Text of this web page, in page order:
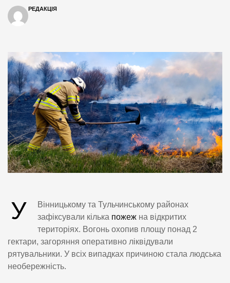
РЕДАКЦІЯ
У
Вінницькому та Тульчинському районах
зафіксували кілька пожеж на відкритих
територіях. Вогонь охопив площу понад 2
гектари, загоряння оперативно ліквідували
рятувальники. У всіх випадках причиною стала людська
необережність.